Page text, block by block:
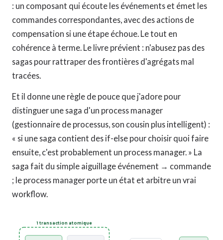
: un composant qui écoute les événements et émet les
commandes correspondantes, avec des actions de
compensation si une étape échoue. Le tout en
cohérence à terme. Le livre prévient : n'abusez pas des
sagas pour rattraper des frontières d'agrégats mal
tracées.
Et il donne une règle de pouce que j'adore pour
distinguer une saga d'un process manager
(gestionnaire de processus, son cousin plus intelligent) :
« si une saga contient des if-else pour choisir quoi faire
ensuite, c'est probablement un process manager. » La
saga fait du simple aiguillage événement → commande
; le process manager porte un état et arbitre un vrai
workflow.
1 transaction atomique